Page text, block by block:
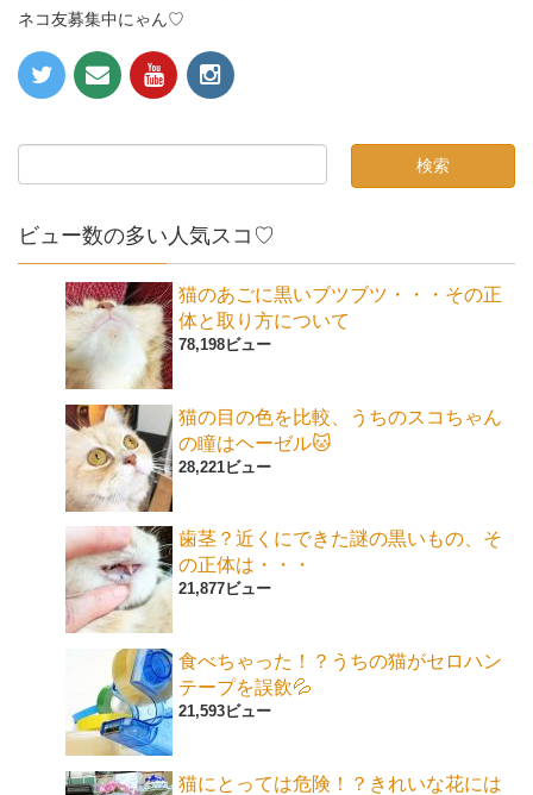
ネコ友募集中にゃん♡
ビュー数の多い人気スコ♡
猫のあごに黒いブツブツ・・・その正
体と取り方について
78,198ビュー
猫の目の色を比較、うちのスコちゃん
の瞳はヘーゼル🐱
28,221ビュー
歯茎？近くにできた謎の黒いもの、そ
の正体は・・・
21,877ビュー
食べちゃった！？うちの猫がセロハン
テープを誤飲💦
21,593ビュー
猫にとっては危険！？きれいな花には